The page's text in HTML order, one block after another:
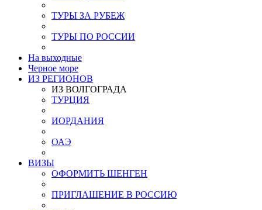
ТУРЫ ЗА РУБЕЖ
ТУРЫ ПО РОССИИ
На выходные
Черное море
ИЗ РЕГИОНОВ
ИЗ ВОЛГОГРАДА
ТУРЦИЯ
ИОРДАНИЯ
ОАЭ
ВИЗЫ
ОФОРМИТЬ ШЕНГЕН
ПРИГЛАШЕНИЕ В РОССИЮ